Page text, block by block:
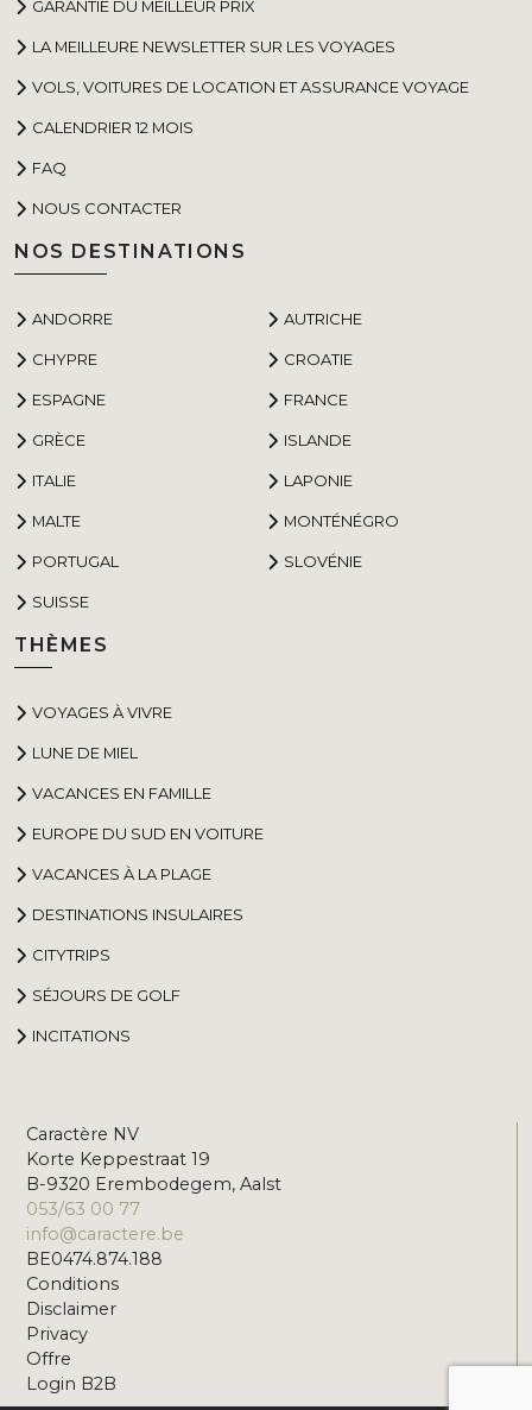
GARANTIE DU MEILLEUR PRIX
LA MEILLEURE NEWSLETTER SUR LES VOYAGES
VOLS, VOITURES DE LOCATION ET ASSURANCE VOYAGE
CALENDRIER 12 MOIS
FAQ
NOUS CONTACTER
NOS DESTINATIONS
ANDORRE AUTRICHE
CHYPRE CROATIE
ESPAGNE FRANCE
GRÈCE ISLANDE
ITALIE LAPONIE
MALTE MONTÉNÉGRO
PORTUGAL SLOVÉNIE
SUISSE
THÈMES
VOYAGES À VIVRE
LUNE DE MIEL
VACANCES EN FAMILLE
EUROPE DU SUD EN VOITURE
VACANCES À LA PLAGE
DESTINATIONS INSULAIRES
CITYTRIPS
SÉJOURS DE GOLF
INCITATIONS
Caractère NV
Korte Keppestraat 19
B-9320 Erembodegem, Aalst
053/63 00 77
info@caractere.be
BE0474.874.188
Conditions
Disclaimer
Privacy
Offre
Login B2B